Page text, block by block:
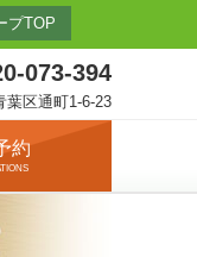
プTOP
073-394
葉区通町1-6-23
約